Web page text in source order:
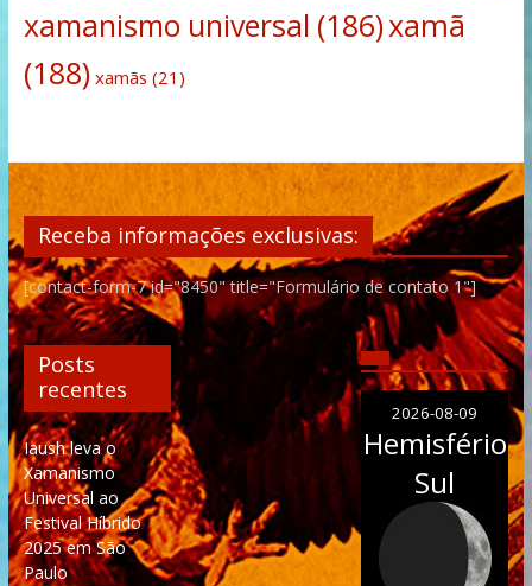
xamanismo universal (186)xamã
(188) xamãs (21)
Receba informações exclusivas:
[contact-form-7 id="8450" title="Formulário de contato 1"]
Posts
recentes
Iaush leva o
Xamanismo
Universal ao
Festival Híbrido
2025 em São
Paulo
2026-08-09
Hemisfério
Sul